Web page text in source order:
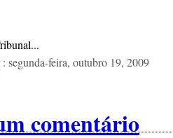
: segunda-feira, outubro 19, 2009
comentário